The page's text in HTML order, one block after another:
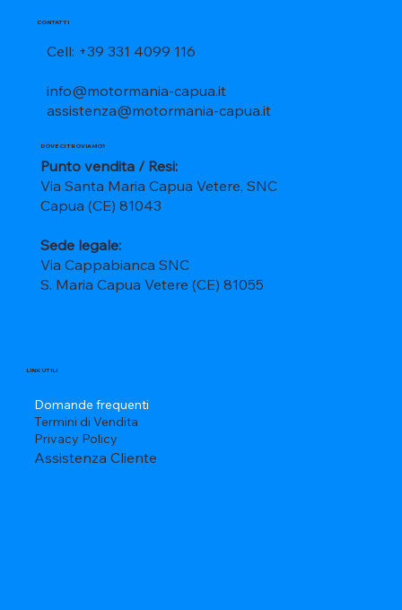
CONTATTI
Cell: +39 331 4099 116
info@motormania-capua.it
assistenza@motormania-capua.it
DOVE CI TROVIAMO?
Punto vendita / Resi:
Via Santa Maria Capua Vetere, SNC
Capua (CE) 81043
Sede legale:
Via Cappabianca SNC
S. Maria Capua Vetere (CE) 81055
LINK UTILI
Domande frequenti
Termini di Vendita
Privacy Policy
Assistenza Cliente